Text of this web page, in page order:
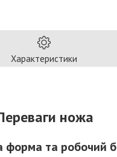
Характеристики
ножа
форма та робочий